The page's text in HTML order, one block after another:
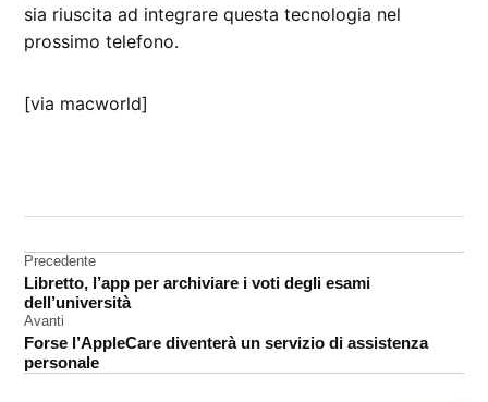
sia riuscita ad integrare questa tecnologia nel
prossimo telefono.
[via macworld]
PayPal
sensore
biometrico
Navigazione
articoli
Precedente
Libretto, l’app per archiviare i voti degli esami
dell’università
Avanti
Forse l’AppleCare diventerà un servizio di assistenza
personale